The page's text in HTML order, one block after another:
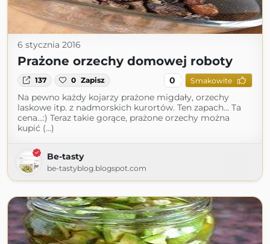
6 stycznia 2016
Prażone orzechy domowej roboty
137 0 Zapisz 0 Smakowite
Na pewno każdy kojarzy prażone migdały, orzechy
laskowe itp. z nadmorskich kurortów. Ten zapach... Ta
cena...:) Teraz takie gorące, prażone orzechy można
kupić (...)
Be-tasty
be-tastyblog.blogspot.com